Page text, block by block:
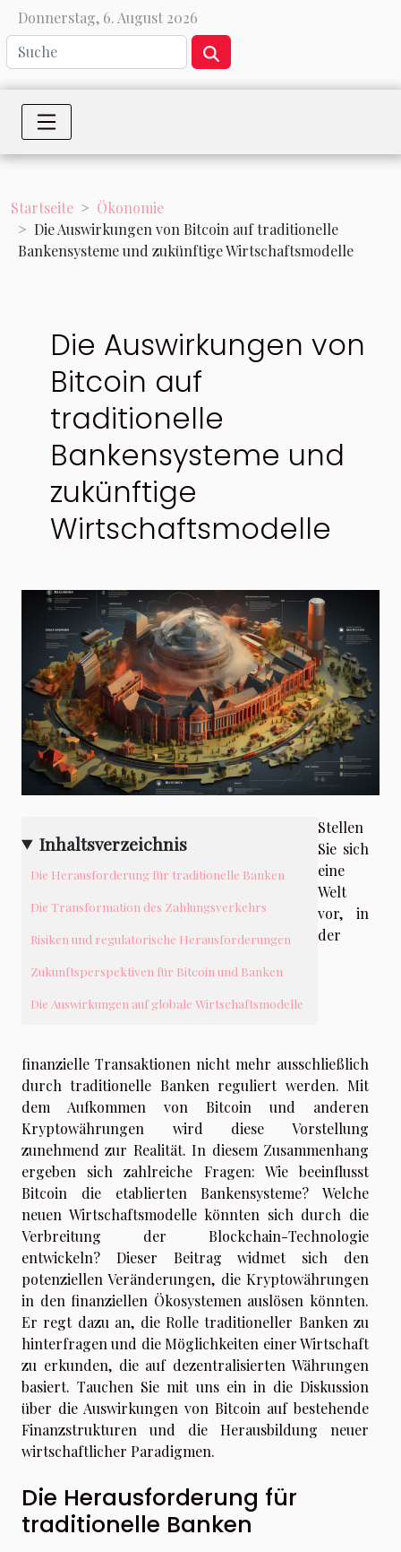
Donnerstag, 6. August 2026
Startseite
Ökonomie
Die Auswirkungen von Bitcoin auf traditionelle
Bankensysteme und zukünftige Wirtschaftsmodelle
Die Auswirkungen von
Bitcoin auf
traditionelle
Bankensysteme und
zukünftige
Wirtschaftsmodelle
Inhaltsverzeichnis
Die Herausforderung für traditionelle Banken
Die Transformation des Zahlungsverkehrs
Risiken und regulatorische Herausforderungen
Zukunftsperspektiven für Bitcoin und Banken
Die Auswirkungen auf globale Wirtschaftsmodelle
Stellen
Sie sich
eine
Welt
vor, in
der
finanzielle Transaktionen nicht mehr ausschließlich
durch traditionelle Banken reguliert werden. Mit
dem Aufkommen von Bitcoin und anderen
Kryptowährungen wird diese Vorstellung
zunehmend zur Realität. In diesem Zusammenhang
ergeben sich zahlreiche Fragen: Wie beeinflusst
Bitcoin die etablierten Bankensysteme? Welche
neuen Wirtschaftsmodelle könnten sich durch die
Verbreitung der Blockchain-Technologie
entwickeln? Dieser Beitrag widmet sich den
potenziellen Veränderungen, die Kryptowährungen
in den finanziellen Ökosystemen auslösen könnten.
Er regt dazu an, die Rolle traditioneller Banken zu
hinterfragen und die Möglichkeiten einer Wirtschaft
zu erkunden, die auf dezentralisierten Währungen
basiert. Tauchen Sie mit uns ein in die Diskussion
über die Auswirkungen von Bitcoin auf bestehende
Finanzstrukturen und die Herausbildung neuer
wirtschaftlicher Paradigmen.
Die Herausforderung für
traditionelle Banken